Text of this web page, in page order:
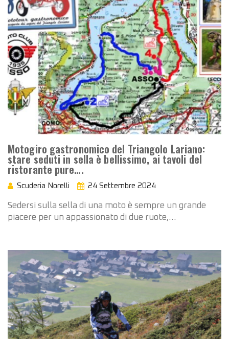
Motogiro gastronomico del Triangolo Lariano:
stare seduti in sella è bellissimo, ai tavoli del
ristorante pure….
Scuderia Norelli 24 Settembre 2024
Sedersi sulla sella di una moto è sempre un grande
piacere per un appassionato di due ruote,…